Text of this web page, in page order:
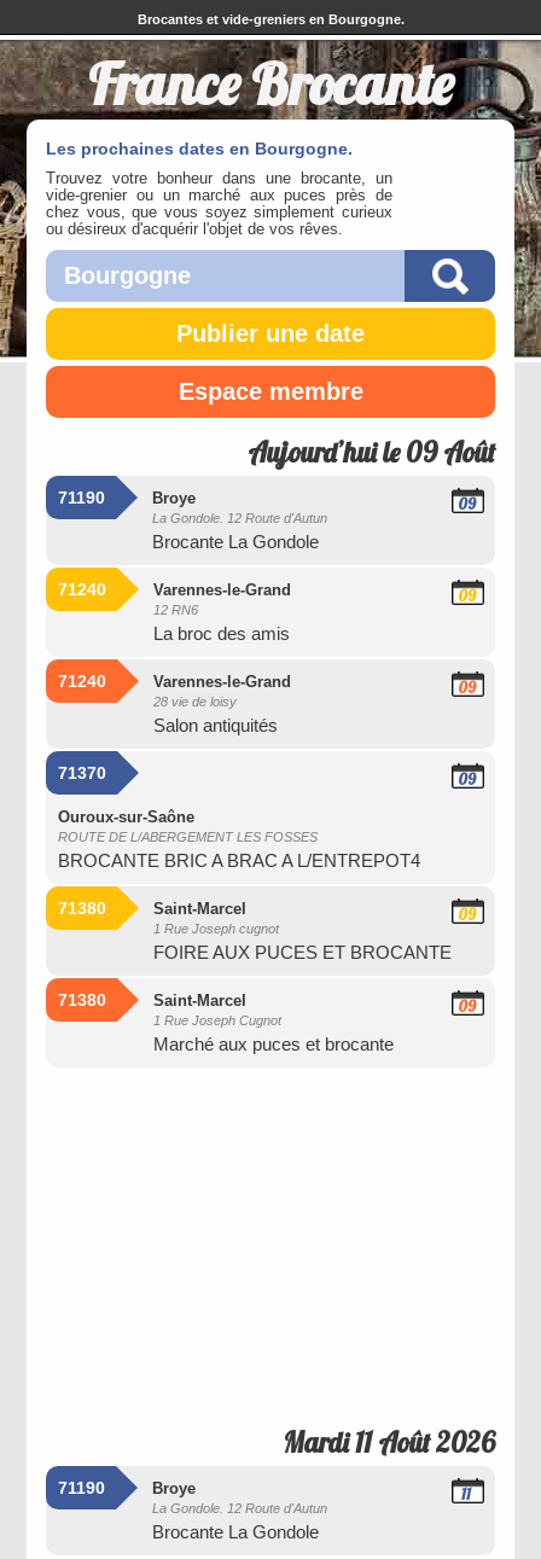
Brocantes et vide-greniers en Bourgogne.
France Brocante
Les prochaines dates en Bourgogne.
Trouvez votre bonheur dans une brocante, un
vide-grenier ou un marché aux puces près de
chez vous, que vous soyez simplement curieux
ou désireux d'acquérir l'objet de vos rêves.
Publier une date
Espace membre
Aujourd’hui le 09 Août
71190 Broye
La Gondole. 12 Route d'Autun
Brocante La Gondole
09
71240 Varennes-le-Grand
12 RN6
La broc des amis
09
71240 Varennes-le-Grand
28 vie de loisy
Salon antiquités
09
71370
Ouroux-sur-Saône
ROUTE DE L/ABERGEMENT LES FOSSES
BROCANTE BRIC A BRAC A L/ENTREPOT4
09
71380 Saint-Marcel
1 Rue Joseph cugnot
FOIRE AUX PUCES ET BROCANTE
09
2026
71380 Saint-Marcel
1 Rue Joseph Cugnot
Marché aux puces et brocante
09
Mardi 11 Août 2026
71190 Broye
La Gondole. 12 Route d'Autun
Brocante La Gondole
11